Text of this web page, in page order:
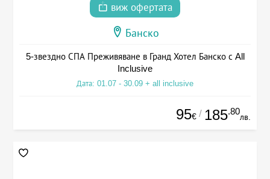
виж офертата
Банско
5-звездно СПА Преживяване в Гранд Хотел Банско с All
Inclusive
Дата: 01.07 - 30.09 + all inclusive
95€ / 185.80
лв.